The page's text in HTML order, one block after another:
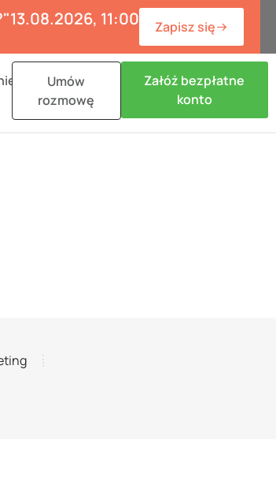
13.08.2026, 11:00 Zapisz się
Umów
rozmowę
Załóż bezpłatne
konto